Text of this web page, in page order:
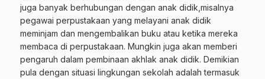
juga banyak berhubungan dengan anak didik,misalnya
pegawai perpustakaan yang melayani anak didik
meminjam dan mengembalikan buku atau ketika mereka
membaca di perpustakaan. Mungkin juga akan memberi
pengaruh dalam pembinaan akhlak anak didik. Demikian
pula dengan situasi lingkungan sekolah adalah termasuk